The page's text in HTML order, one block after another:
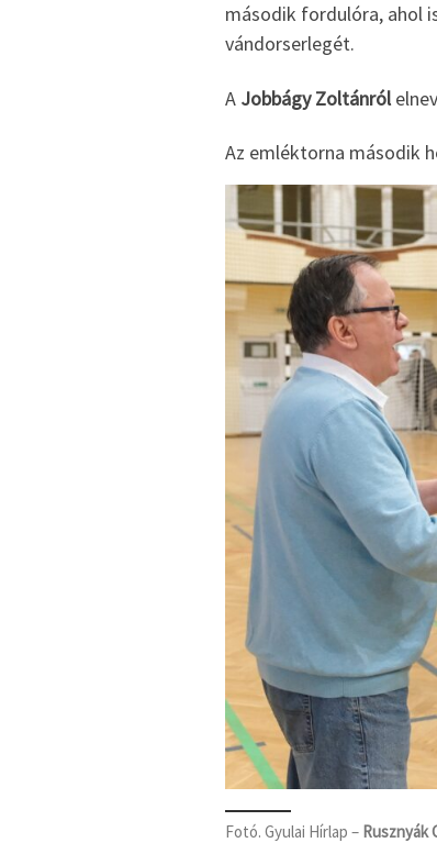
második fordulóra, ahol
vándorserlegét.
A Jobbágy Zoltánról
Az emléktorna második
Fotó. Gyulai Hírlap – Rusznyák